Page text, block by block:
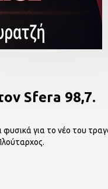
Sfera 98,7.
για το νέο του